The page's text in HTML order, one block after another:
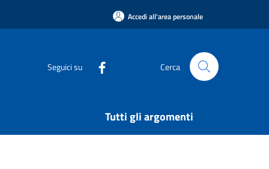
Accedi all'area personale
Seguici su Cerca
Tutti gli argomenti